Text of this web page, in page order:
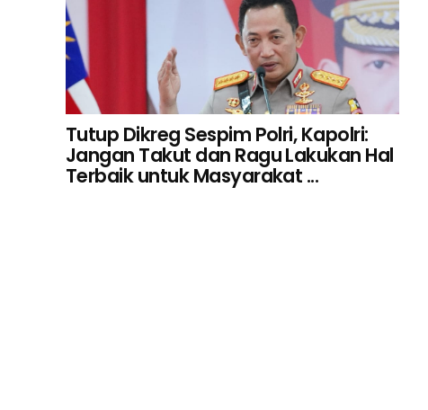
Tutup Dikreg Sespim Polri, Kapolri:
Jangan Takut dan Ragu Lakukan Hal
Terbaik untuk Masyarakat ...